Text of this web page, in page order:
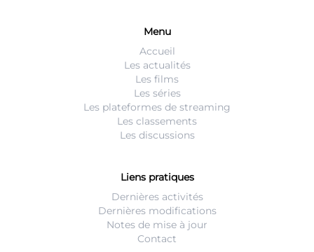
Menu
Accueil
Les actualités
Les films
Les séries
Les plateformes de streaming
Les classements
Les discussions
Liens pratiques
Dernières activités
Dernières modifications
Notes de mise à jour
Contact